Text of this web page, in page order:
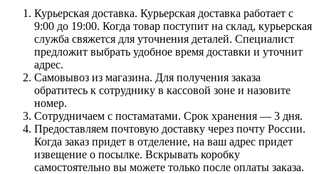
Курьерская доставка. Курьерская доставка работает с
9:00 до 19:00. Когда товар поступит на склад, курьерская
служба свяжется для уточнения деталей. Специалист
предложит выбрать удобное время доставки и уточнит
адрес.
Самовывоз из магазина. Для получения заказа
обратитесь к сотруднику в кассовой зоне и назовите
номер.
Сотрудничаем с постаматами. Срок хранения — 3 дня.
Предоставляем почтовую доставку через почту России.
Когда заказ придет в отделение, на ваш адрес придет
извещение о посылке. Вскрывать коробку
самостоятельно вы можете только после оплаты заказа.